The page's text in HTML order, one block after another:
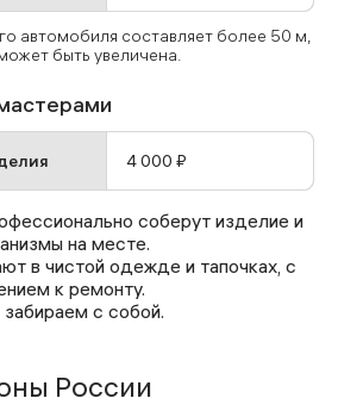
автомобиля составляет более 50 м,
быть увеличена.
4 000 ₽
соберут изделие и
на месте.
в чистой одежде и тапочках, с
к ремонту.
с собой.
России